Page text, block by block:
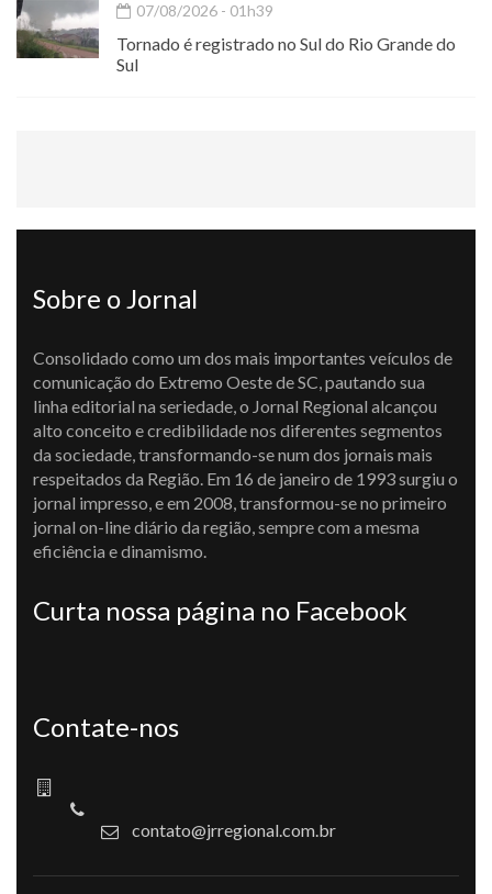
07/08/2026 - 01h39
Tornado é registrado no Sul do Rio Grande do
Sul
Sobre o Jornal
Consolidado como um dos mais importantes veículos de
comunicação do Extremo Oeste de SC, pautando sua
linha editorial na seriedade, o Jornal Regional alcançou
alto conceito e credibilidade nos diferentes segmentos
da sociedade, transformando-se num dos jornais mais
respeitados da Região. Em 16 de janeiro de 1993 surgiu o
jornal impresso, e em 2008, transformou-se no primeiro
jornal on-line diário da região, sempre com a mesma
eficiência e dinamismo.
Curta nossa página no Facebook
Contate-nos
contato@jrregional.com.br